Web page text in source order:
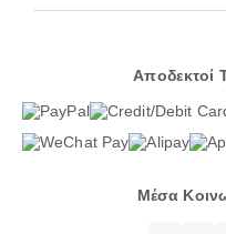
Αποδεκτοί
Μέσα